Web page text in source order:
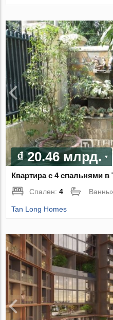
₫ 20.46 млрд.
Квартира с 4 спальнями
Спален:4
Tan Long Homes